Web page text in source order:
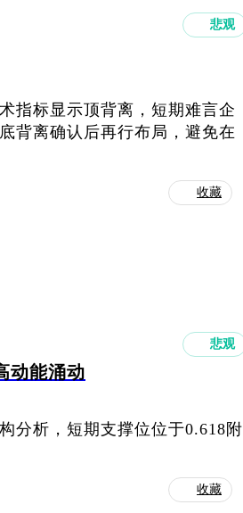
悲观
指标显示顶背离，短期难言企
背离确认后再行布局，避免在
收藏
悲观
动能涌动
分析，短期支撑位位于0.618附
收藏